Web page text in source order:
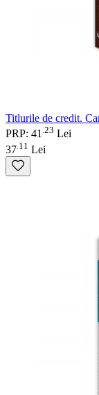
Titlurile de credit.
PRP: 41 23 Lei
37 11 Lei